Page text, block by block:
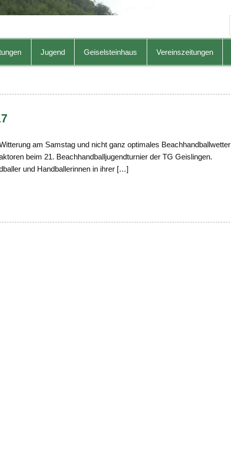
Jugend Geiselsteinhaus Vereinszeitungen
am Samstag und nicht ganz optimales Beachhandballwetter
beim 21. Beachhandballjugendturnier der TG Geislingen.
und Handballerinnen in ihrer […]